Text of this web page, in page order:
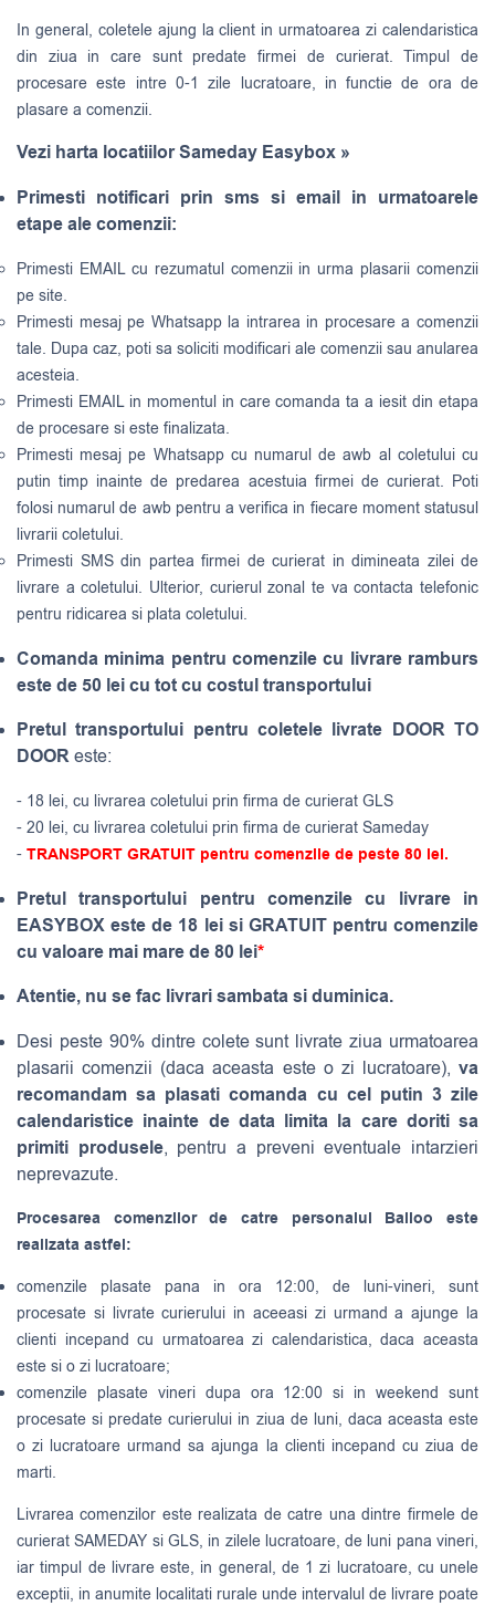
In general, coletele ajung la client in urmatoarea zi calendaristica
din ziua in care sunt predate firmei de curierat. Timpul de
procesare este intre 0-1 zile lucratoare, in functie de ora de
plasare a comenzii.
Vezi harta locatiilor Sameday Easybox »
Primesti notificari prin sms si email in urmatoarele
etape ale comenzii:
Primesti EMAIL cu rezumatul comenzii in urma plasarii comenzii
pe site.
Primesti mesaj pe Whatsapp la intrarea in procesare a comenzii
tale. Dupa caz, poti sa soliciti modificari ale comenzii sau anularea
acesteia.
Primesti EMAIL in momentul in care comanda ta a iesit din etapa
de procesare si este finalizata.
Primesti mesaj pe Whatsapp cu numarul de awb al coletului cu
putin timp inainte de predarea acestuia firmei de curierat. Poti
folosi numarul de awb pentru a verifica in fiecare moment statusul
livrarii coletului.
Primesti SMS din partea firmei de curierat in dimineata zilei de
livrare a coletului. Ulterior, curierul zonal te va contacta telefonic
pentru ridicarea si plata coletului.
Comanda minima pentru comenzile cu livrare ramburs
este de 50 lei cu tot cu costul transportului
Pretul transportului pentru coletele livrate DOOR TO
DOOReste:
- 18 lei, cu livrarea coletului prin firma de curierat GLS
- 20 lei, cu livrarea coletului prin firma de curierat Sameday
- TRANSPORT GRATUIT pentru comenzile de peste 80 lei.
Pretul transportului pentru comenzile cu livrare in
EASYBOX este de 18 lei si GRATUIT pentru comenzile
cu valoare mai mare de 80 lei*
Atentie, nu se fac livrari sambata si duminica.
Desi peste 90% dintre colete sunt livrate ziua urmatoarea
plasarii comenzii (daca aceasta este o zi lucratoare), va
recomandam sa plasati comanda cu cel putin 3 zile
calendaristice inainte de data limita la care doriti sa
primiti produsele, pentru a preveni eventuale intarzieri
neprevazute.
Procesarea comenzilor de catre personalul Balloo este
realizata astfel:
comenzile plasate pana in ora 12:00, de luni-vineri, sunt
procesate si livrate curierului in aceeasi zi urmand a ajunge la
clienti incepand cu urmatoarea zi calendaristica, daca aceasta
este si o zi lucratoare;
comenzile plasate vineri dupa ora 12:00 si in weekend sunt
procesate si predate curierului in ziua de luni, daca aceasta este
o zi lucratoare urmand sa ajunga la clienti incepand cu ziua de
marti.
Livrarea comenzilor este realizata de catre una dintre firmele de
curieratSAMEDAY si GLS, in zilele lucratoare, de luni pana vineri,
iar timpul de livrare este, in general, de 1 zi lucratoare, cu unele
exceptii, in anumite localitati rurale unde intervalul de livrare poate